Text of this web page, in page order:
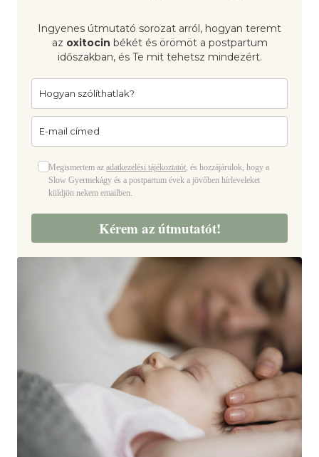
Ingyenes útmutató sorozat arról, hogyan teremt
az oxitocin békét és örömöt a postpartum
időszakban, és Te mit tehetsz mindezért.
Megismertem az adatkezelési tájékoztatót, és hozzájárulok, hogy a
Slow Gyermekágy és a postpartum évek a jövőben hírleveleket
küldjön nekem emailben.
Kérem az útmutatót!